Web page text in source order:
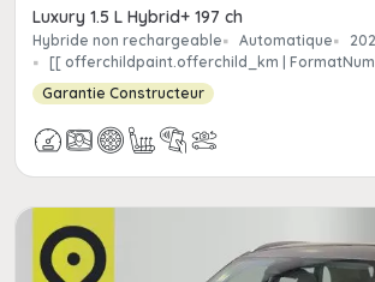
Luxury 1.5 L Hybrid+ 197 ch
Hybride non rechargeable Automatique
[[ offerchildpaint.offerchild_km |
Garantie Constructeur